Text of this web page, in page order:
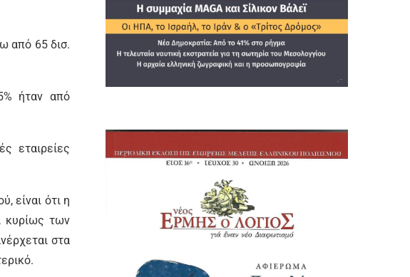
από 65 δισ.
ήταν από
εταιρείες
είναι ότι η
κυρίως των
στα